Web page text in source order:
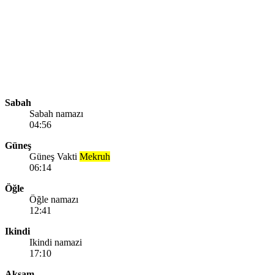
Sabah
Sabah namazı
04:56
Güneş
Güneş Vakti Mekruh
06:14
Öğle
Öğle namazı
12:41
Ikindi
Ikindi namazi
17:10